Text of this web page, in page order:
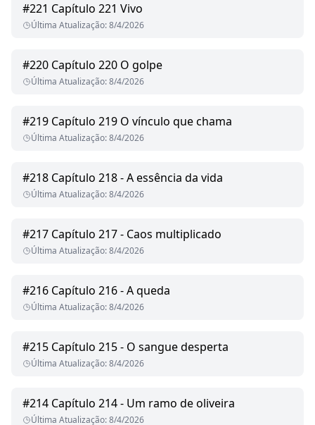
#221 Capítulo 221 Vivo
Última Atualização:8/4/2026
#220 Capítulo 220 O golpe
Última Atualização:8/4/2026
#219 Capítulo 219 O vínculo que chama
Última Atualização:8/4/2026
#218 Capítulo 218 - A essência da vida
Última Atualização:8/4/2026
#217 Capítulo 217 - Caos multiplicado
Última Atualização:8/4/2026
#216 Capítulo 216 - A queda
Última Atualização:8/4/2026
#215 Capítulo 215 - O sangue desperta
Última Atualização:8/4/2026
#214 Capítulo 214 - Um ramo de oliveira
Última Atualização:8/4/2026